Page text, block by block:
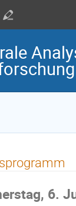
6.